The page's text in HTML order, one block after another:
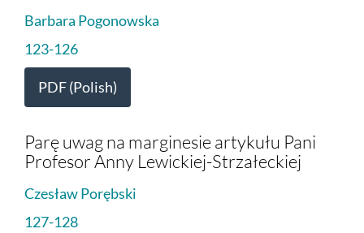
Barbara Pogonowska
123-126
PDF (Polish)
Parę uwag na marginesie artykułu Pani
Profesor Anny Lewickiej-Strzałeckiej
Czesław Porębski
127-128